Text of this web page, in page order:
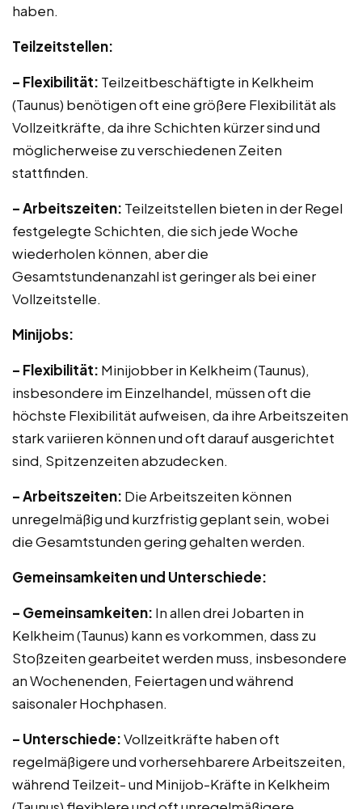
haben.
Teilzeitstellen:
– Flexibilität: Teilzeitbeschäftigte in Kelkheim
(Taunus) benötigen oft eine größere Flexibilität als
Vollzeitkräfte, da ihre Schichten kürzer sind und
möglicherweise zu verschiedenen Zeiten
stattfinden.
– Arbeitszeiten: Teilzeitstellen bieten in der Regel
festgelegte Schichten, die sich jede Woche
wiederholen können, aber die
Gesamtstundenanzahl ist geringer als bei einer
Vollzeitstelle.
Minijobs:
– Flexibilität: Minijobber in Kelkheim (Taunus),
insbesondere im Einzelhandel, müssen oft die
höchste Flexibilität aufweisen, da ihre Arbeitszeiten
stark variieren können und oft darauf ausgerichtet
sind, Spitzenzeiten abzudecken.
– Arbeitszeiten: Die Arbeitszeiten können
unregelmäßig und kurzfristig geplant sein, wobei
die Gesamtstunden gering gehalten werden.
Gemeinsamkeiten und Unterschiede:
– Gemeinsamkeiten: In allen drei Jobarten in
Kelkheim (Taunus) kann es vorkommen, dass zu
Stoßzeiten gearbeitet werden muss, insbesondere
an Wochenenden, Feiertagen und während
saisonaler Hochphasen.
– Unterschiede:Vollzeitkräfte haben oft
regelmäßigere und vorhersehbarere Arbeitszeiten,
während Teilzeit- und Minijob-Kräfte in Kelkheim